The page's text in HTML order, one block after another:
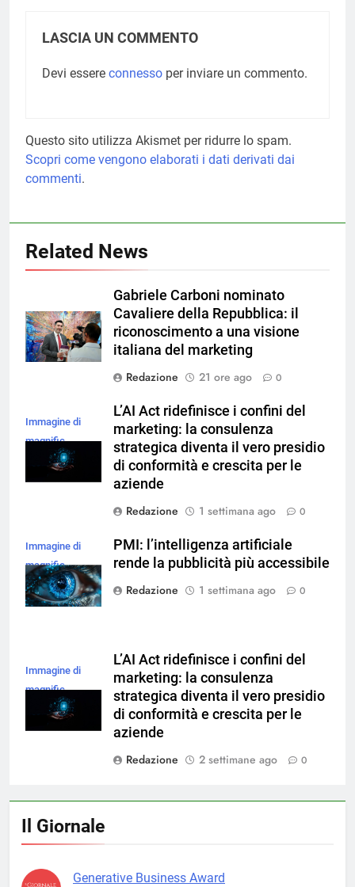
LASCIA UN COMMENTO
Devi essere connesso per inviare un commento.
Questo sito utilizza Akismet per ridurre lo spam.
Scopri come vengono elaborati i dati derivati dai
commenti.
Related News
Gabriele Carboni nominato
Cavaliere della Repubblica: il
riconoscimento a una visione
italiana del marketing
Redazione
21 ore ago 0
Immagine di
magnific
L’AI Act ridefinisce i confini del
marketing: la consulenza
strategica diventa il vero presidio
di conformità e crescita per le
aziende
Redazione
1 settimana ago 0
Immagine di
magnific
PMI: l’intelligenza artificiale
rende la pubblicità più accessibile
Redazione
1 settimana ago 0
Immagine di
magnific
L’AI Act ridefinisce i confini del
marketing: la consulenza
strategica diventa il vero presidio
di conformità e crescita per le
aziende
Redazione
2 settimane ago 0
Il Giornale
Generative Business Award